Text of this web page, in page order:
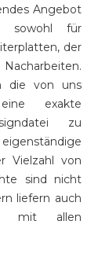
Angebot
sowohl für
der
die von uns
exakte
zu
Vielzahl von
sind nicht
liefern auch
mit allen